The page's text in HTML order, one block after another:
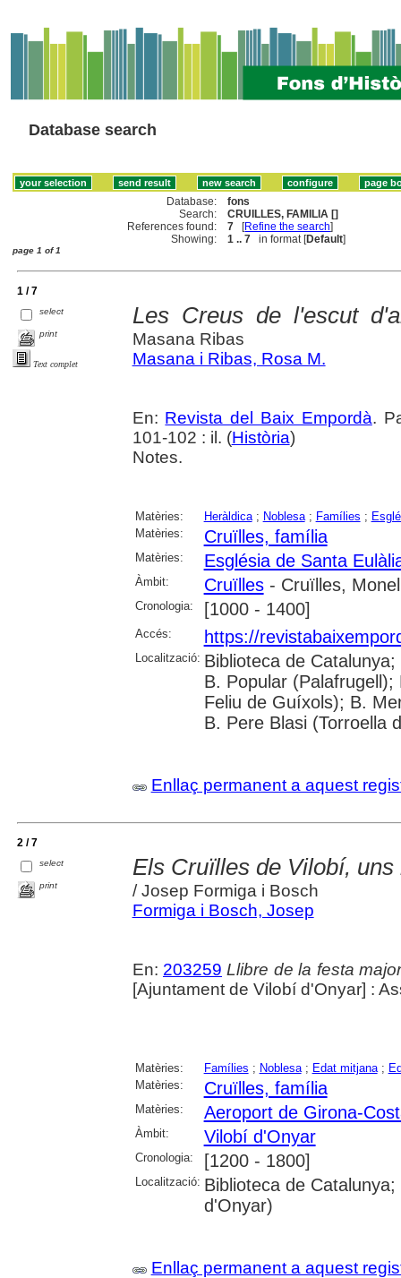
Database search
Database:
fons
Search:
CRUILLES, FAMILIA []
References found:
7 [Refine the search]
Showing:
1 .. 7 in format [Default]
page 1 of 1
1 / 7
select
print
Text complet
Les Creus de l'escut
Masana Ribas
Masana i Ribas, Rosa M.
En: Revista del Baix Empordà.
101-102 : il. (Història)
Notes.
Matèries: Heràldica; Noblesa; Famílies ;
Matèries:
Cruïlles, família
Matèries: Església de Santa
Àmbit: Cruïlles- Cruïlles,
Cronologia: [1000 - 1400]
Accés: https://
Localització: Biblioteca de
B. Popular
Feliu de Guíxols); B.
B. Pere Blasi (Torroella
Enllaç permanent a aquest
2 / 7
select
print
Els Cruïlles de Vilobí,
/ Josep Formiga i Bosch
Formiga i Bosch, Josep
En: 203259 Llibre de la festa
[Ajuntament de Vilobí d'Onyar] :
Matèries: Famílies ; Noblesa; Edat mitjana;
Matèries:
Cruïlles, família
Matèries: Aeroport de Girona-
Àmbit: Vilobí d'Onyar
Cronologia: [1200 - 1800]
Localització: Biblioteca de
d'Onyar)
Enllaç permanent a aquest